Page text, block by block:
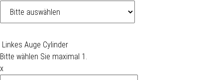
Linkes Auge Cylinder
Bitte wählen Sie maximal 1.
x